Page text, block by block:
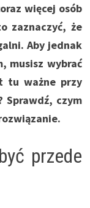
więcej osób
zaznaczyć, że
Aby jednak
musisz wybrać
tu ważne przy
Sprawdź, czym
przede